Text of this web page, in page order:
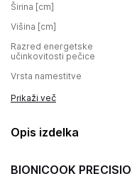
Širina [cm]
Višina [cm]
Razred energetske
učinkovitosti pečice
Vrsta namestitve
Prikaži več
Opis izdelka
BIONICOOK